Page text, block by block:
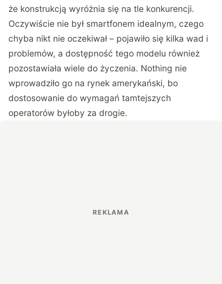
że konstrukcją wyróżnia się na tle konkurencji.
Oczywiście nie był smartfonem idealnym, czego
chyba nikt nie oczekiwał – pojawiło się kilka wad i
problemów, a dostępność tego modelu również
pozostawiała wiele do życzenia. Nothing nie
wprowadziło go na rynek amerykański, bo
dostosowanie do wymagań tamtejszych
operatorów byłoby za drogie.